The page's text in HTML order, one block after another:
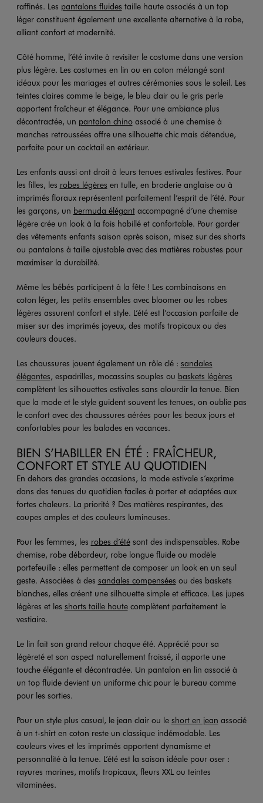
raffinés. Les pantalons fluides taille haute associés à un top
léger constituent également une excellente alternative à la robe,
alliant confort et modernité.
Côté homme, l’été invite à revisiter le costume dans une version
plus légère. Les costumes en lin ou en coton mélangé sont
idéaux pour les mariages et autres cérémonies sous le soleil. Les
teintes claires comme le beige, le bleu clair ou le gris perle
apportent fraîcheur et élégance. Pour une ambiance plus
décontractée, un pantalon chinoassocié à une chemise à
manches retroussées offre une silhouette chic mais détendue,
parfaite pour un cocktail en extérieur.
Les enfants aussi ont droit à leurs tenues estivales festives. Pour
les filles, les robes légères en tulle, en broderie anglaise ou à
imprimés floraux représentent parfaitement l’esprit de l’été. Pour
les garçons, un bermuda élégantaccompagné d’une chemise
légère crée un look à la fois habillé et confortable. Pour garder
des vêtements enfants saison après saison, misez sur des shorts
ou pantalons à taille ajustable avec des matières robustes pour
maximiser la durabilité.
Même les bébés participent à la fête ! Les combinaisons en
coton léger, les petits ensembles avec bloomer ou les robes
légères assurent confort et style. L’été est l’occasion parfaite de
miser sur des imprimés joyeux, des motifs tropicaux ou des
couleurs douces.
Les chaussures jouent également un rôle clé : sandales
élégantes, espadrilles, mocassins souples ou baskets légères
complètent les silhouettes estivales sans alourdir la tenue. Bien
que la mode et le style guident souvent les tenues, on oublie pas
le confort avec des chaussures aérées pour les beaux jours et
confortables pour les balades en vacances.
BIEN S’HABILLER EN ÉTÉ : FRAÎCHEUR,
CONFORT ET STYLE AU QUOTIDIEN
En dehors des grandes occasions, la mode estivale s’exprime
dans des tenues du quotidien faciles à porter et adaptées aux
fortes chaleurs. La priorité ? Des matières respirantes, des
coupes amples et des couleurs lumineuses.
Pour les femmes, les robes d’étésont des indispensables. Robe
chemise, robe débardeur, robe longue fluide ou modèle
portefeuille : elles permettent de composer un look en un seul
geste. Associées à des sandales compensées ou des baskets
blanches, elles créent une silhouette simple et efficace. Les jupes
légères et les shorts taille hautecomplètent parfaitement le
vestiaire.
Le lin fait son grand retour chaque été. Apprécié pour sa
légèreté et son aspect naturellement froissé, il apporte une
touche élégante et décontractée. Un pantalon en lin associé à
un top fluide devient un uniforme chic pour le bureau comme
pour les sorties.
Pour un style plus casual, le jean clair ou le short en jean associé
à un t-shirt en coton reste un classique indémodable. Les
couleurs vives et les imprimés apportent dynamisme et
personnalité à la tenue. L’été est la saison idéale pour oser :
rayures marines, motifs tropicaux, fleurs XXL ou teintes
vitaminées.